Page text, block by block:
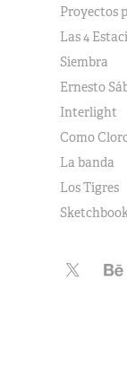
Proyectos
Las 4
Siembra
Ernesto
Interlight
Como
La banda
Los Tigres